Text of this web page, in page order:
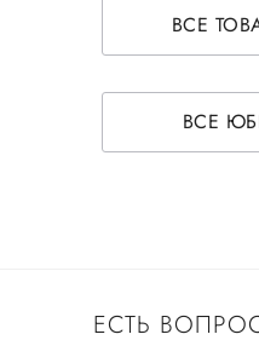
ВСЕ
ВСЕ
ЕСТЬ